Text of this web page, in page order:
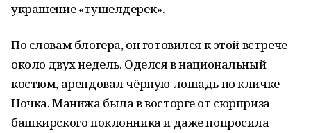
украшение «тушелдерек».
По словам блогера, он готовился к этой встрече
около двух недель. Оделся в национальный
костюм, арендовал чёрную лошадь по кличке
Ночка. Манижа была в восторге от сюрприза
башкирского поклонника и даже попросила